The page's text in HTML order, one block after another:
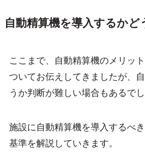
自動精算機を導入するかど
ここまで、自動精算機のメリッ
ついてお伝えしてきましたが、
うか判断が難しい場合もあるでし
施設に自動精算機を導入するべ
基準を解説していきます。